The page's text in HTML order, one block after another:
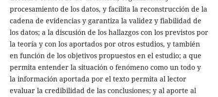
procesamiento de los datos, y facilita la reconstrucción de la
cadena de evidencias y garantiza la validez y fiabilidad de
los datos; a la discusión de los hallazgos con los previstos por
la teoría y con los aportados por otros estudios, y también
en función de los objetivos propuestos en el estudio; a que
permita entender la situación o fenómeno como un todo y
la información aportada por el texto permita al lector
evaluar la credibilidad de las conclusiones; y al aporte al